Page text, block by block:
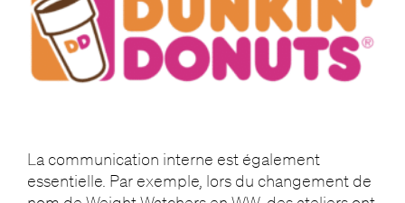
La communication interne est également
essentielle. Par exemple, lors du changement de